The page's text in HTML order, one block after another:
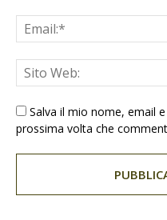
Salva il mio nome, email
prossima volta che